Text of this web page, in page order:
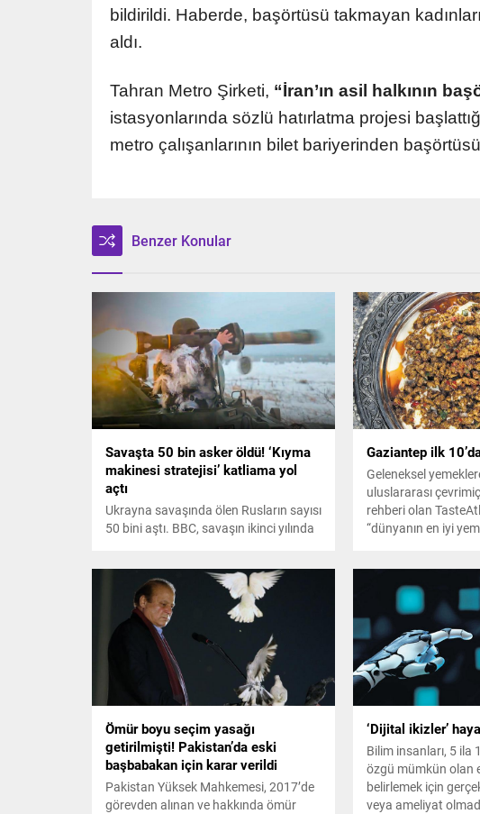
bildirildi. Haberde, başörtüsü takmayan
aldı.
Tahran Metro Şirketi, “İran’ın asil halkının
istasyonlarında sözlü hatırlatma projesi
metro çalışanlarının bilet bariyerinden
Benzer Konular
Savaşta 50 bin asker öldü! ‘Kıyma
makinesi stratejisi’ katliama yol
açtı
Ukrayna savaşında ölen Rusların sayısı
50 bini aştı. BBC, savaşın ikinci yılında
Gaziantep ilk
Geleneksel
uluslararası
rehberi olan
“dünyanın en iyi
Ömür boyu seçim yasağı
getirilmişti! Pakistan’da eski
başbabakan için karar verildi
Pakistan Yüksek Mahkemesi, 2017’de
görevden alınan ve hakkında ömür
‘Dijital ikizler’
Bilim insanları, 5 ila
özgü mümkün olan
belirlemek için
veya ameliyat